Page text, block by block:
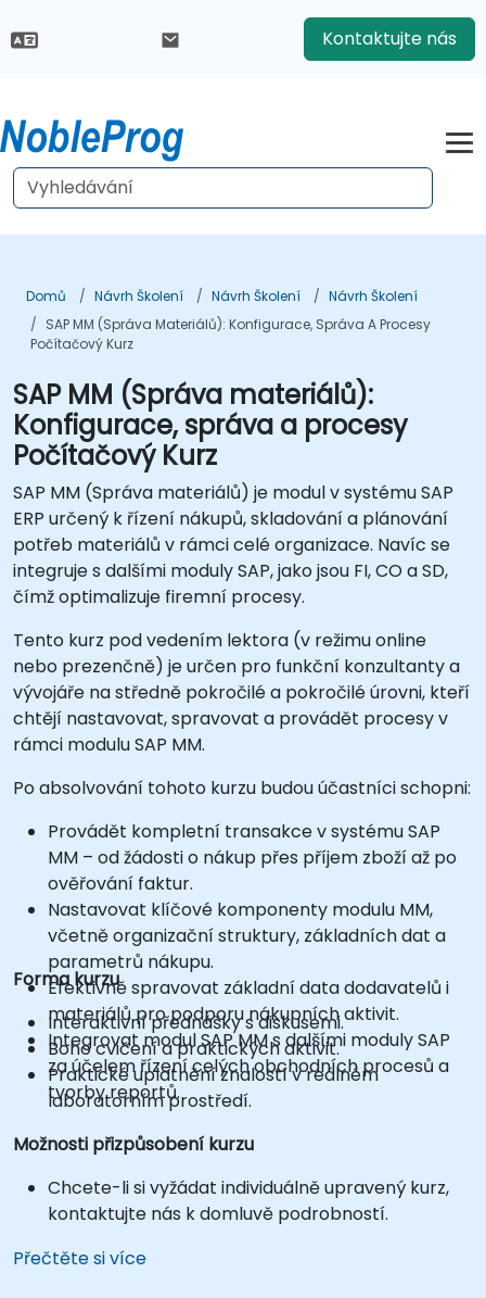
Kontaktujte nás
Domů Návrh Školení Návrh Školení
Návrh Školení
SAP MM (Správa Materiálů): Konfigurace, Správa A Procesy
Počítačový Kurz
SAP MM (Správa materiálů):
Konfigurace, správa a procesy
Počítačový Kurz
SAP MM (Správa materiálů) je modul v systému SAP
ERP určený k řízení nákupů, skladování a plánování
potřeb materiálů v rámci celé organizace. Navíc se
integruje s dalšími moduly SAP, jako jsou FI, CO a SD,
čímž optimalizuje firemní procesy.
Tento kurz pod vedením lektora (v režimu online
nebo prezenčně) je určen pro funkční konzultanty a
vývojáře na středně pokročilé a pokročilé úrovni, kteří
chtějí nastavovat, spravovat a provádět procesy v
rámci modulu SAP MM.
Po absolvování tohoto kurzu budou účastníci schopni:
Provádět kompletní transakce v systému SAP
MM – od žádosti o nákup přes příjem zboží až po
ověřování faktur.
Nastavovat klíčové komponenty modulu MM,
včetně organizační struktury, základních dat a
parametrů nákupu.
Efektivně spravovat základní data dodavatelů i
materiálů pro podporu nákupních aktivit.
Integrovat modul SAP MM s dalšími moduly SAP
za účelem řízení celých obchodních procesů a
tvorby reportů.
Forma kurzu
Interaktivní přednášky s diskusemi.
Boho cvičení a praktických aktivit.
Praktické uplatnění znalostí v reálném
laboratorním prostředí.
Možnosti přizpůsobení kurzu
Chcete-li si vyžádat individuálně upravený kurz,
kontaktujte nás k domluvě podrobností.
Přečtěte si více